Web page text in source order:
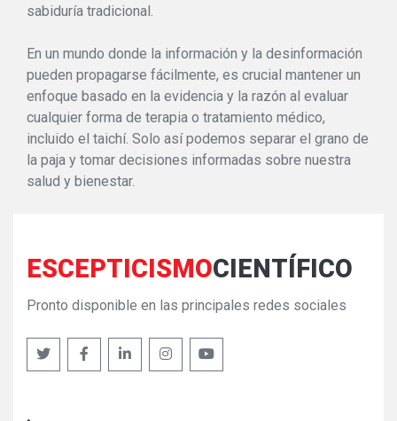
sabiduría tradicional.
En un mundo donde la información y la desinformación
pueden propagarse fácilmente, es crucial mantener un
enfoque basado en la evidencia y la razón al evaluar
cualquier forma de terapia o tratamiento médico,
incluido el taichí. Solo así podemos separar el grano de
la paja y tomar decisiones informadas sobre nuestra
salud y bienestar.
ESCEPTICISMOCIENTÍFICO
Pronto disponible en las principales redes sociales